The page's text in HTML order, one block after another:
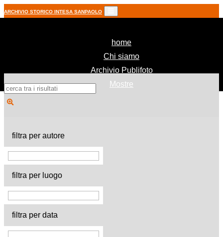
ARCHIVIO STORICO INTESA SANPAOLO
home(current)
Chi siamo
Archivio Publifoto
Mostre
filtra per autore
filtra per luogo
filtra per data